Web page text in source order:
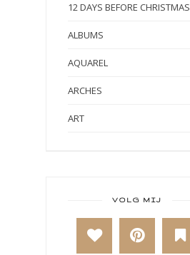
12 DAYS BEFORE CHRISTMAS
ALBUMS
AQUAREL
ARCHES
ART
BAKKEN
VOLG MIJ